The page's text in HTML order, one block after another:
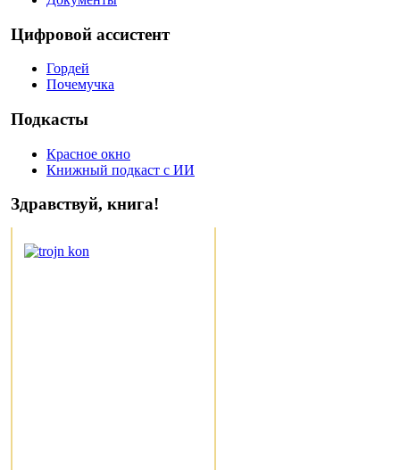
Цифровой ассистент
Гордей
Почемучка
Подкасты
Красное окно
Книжный подкаст с ИИ
Здравствуй, книга!